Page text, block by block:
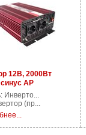
12В, 2000Вт
AP
: Инверто...
(пр...